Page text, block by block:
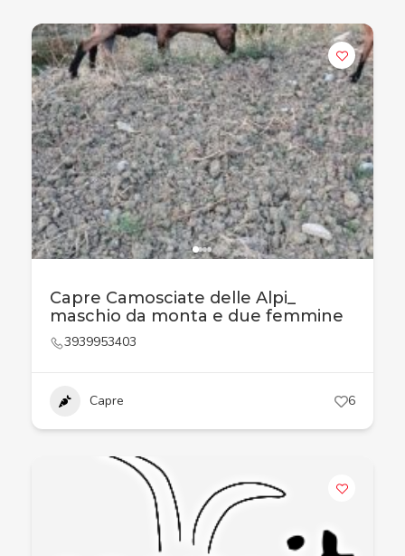
Capre Camosciate delle Alpi_
maschio da monta e due femmine
3939953403
Capre 6